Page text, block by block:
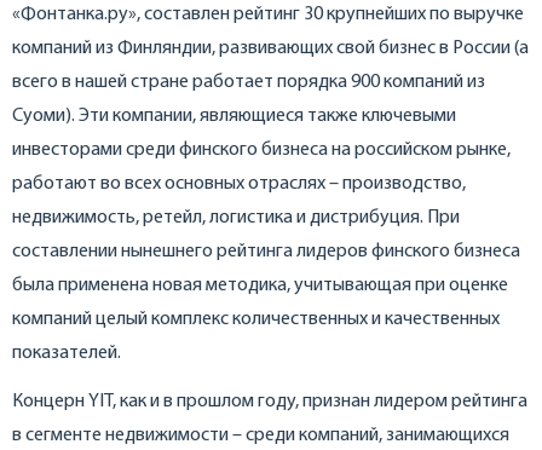
«Фонтанка.ру», составлен рейтинг 30 крупнейших по выручке
компаний из Финляндии, развивающих свой бизнес в России (а
всего в нашей стране работает порядка 900 компаний из
Суоми). Эти компании, являющиеся также ключевыми
инвесторами среди финского бизнеса на российском рынке,
работают во всех основных отраслях – производство,
недвижимость, ретейл, логистика и дистрибуция. При
составлении нынешнего рейтинга лидеров финского бизнеса
была применена новая методика, учитывающая при оценке
компаний целый комплекс количественных и качественных
показателей.
Концерн YIT, как и в прошлом году, признан лидером рейтинга
в сегменте недвижимости – среди компаний, занимающихся